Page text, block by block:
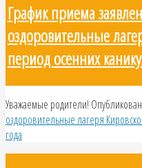
График приема
оздоровительные
период осенних
Уважаемые родители! Опубликован
оздоровительные лагеря
года